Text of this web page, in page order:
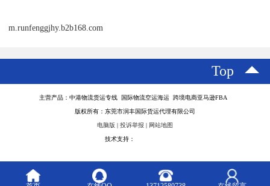
m.runfenggjhy.b2b168.com
Top
主营产品：中港物流货运专线 国际物流空运海运 跨境电商亚马逊FBA
版权所有：东莞市润丰国际货运代理有限公司
电脑版 投诉举报 网站地图
技术支持：